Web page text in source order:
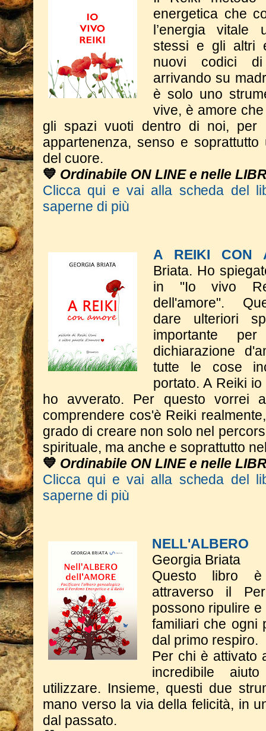
energetica che
l’energia vitale
stessi e gli altri
nuovi codici
arrivando su
è solo uno
vive, è amore
gli spazi vuoti dentro di noi, per
appartenenza, senso e
del cuore.
💙 Ordinabile ON LINE e nelle
Clicca qui e vai alla scheda del
saperne di più
A REIKI CON
Briata. Ho
in "Io vivo
dell'amore".
dare ulteriori
importante
dichiarazione
tutte le cose
portato. A Reiki
ho avverato. ​Per questo vorrei
comprendere cos'è Reiki
grado di creare non solo nel
spirituale, ma anche e soprattutto
💙 Ordinabile ON LINE e nelle
Clicca qui e vai alla scheda del
saperne di più
NELL'ALBERO
Georgia Briata
Questo libro
attraverso il
possono ripulire
familiari che ogni
dal primo respiro.
Per chi è attivato
incredibile
utilizzare. Insieme, questi due
mano verso la via della felicità, in
dal passato.